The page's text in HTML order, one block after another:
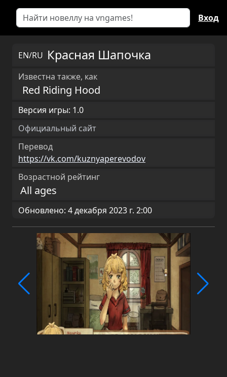
Вход
EN/RU Красная Шапочка
Известна также, как
Red Riding Hood
Версия игры: 1.0
Официальный сайт
Перевод
https://vk.com/kuznyaperevodov
Возрастной рейтинг
All ages
Обновлено: 4 декабря 2023 г. 2:00